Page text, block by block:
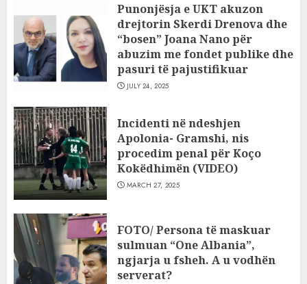
Punonjësja e UKT akuzon
drejtorin Skerdi Drenova dhe
“bosen” Joana Nano për
abuzim me fondet publike dhe
pasuri të pajustifikuar
JULY 24, 2025
Incidenti në ndeshjen
Apolonia- Gramshi, nis
procedim penal për Koço
Kokëdhimën (VIDEO)
MARCH 27, 2025
FOTO/ Persona të maskuar
sulmuan “One Albania”,
ngjarja u fsheh. A u vodhën
serverat?